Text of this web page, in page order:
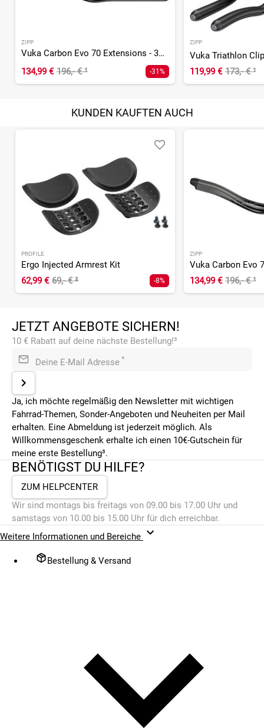
ZIPP
Vuka Carbon Evo 70 Extensions - 38 cm
134,99 € 196,- €¹ -31%
ZIPP
119,99 € 173,- €¹
KUNDEN KAUFTEN AUCH
PROFILE
Ergo Injected Armrest Kit
62,99 € 69,- €² -8%
ZIPP
134,99 € 196,- €¹
JETZT ANGEBOTE SICHERN!
10 € Rabatt auf deine nächste Bestellung!³
Deine E-Mail Adresse *
Ja, ich möchte regelmäßig den Newsletter mit wichtigen
Fahrrad-Themen, Sonder-Angeboten und Neuheiten per Mail
erhalten. Eine Abmeldung ist jederzeit möglich. Als
Willkommensgeschenk erhalte ich einen 10€-Gutschein für
meine erste Bestellung³.
BENÖTIGST DU HILFE?
ZUM HELPCENTER
Wir sind montags bis freitags von 09.00 bis 17.00 Uhr und
samstags von 10.00 bis 15.00 Uhr für dich erreichbar.
Weitere Informationen und Bereiche
Bestellung & Versand